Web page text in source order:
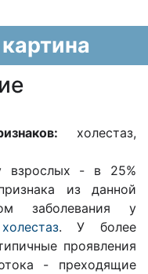
холестаз,
- в 25%
из данной
заболевания у
холестаз. У более
проявления
- преходящие